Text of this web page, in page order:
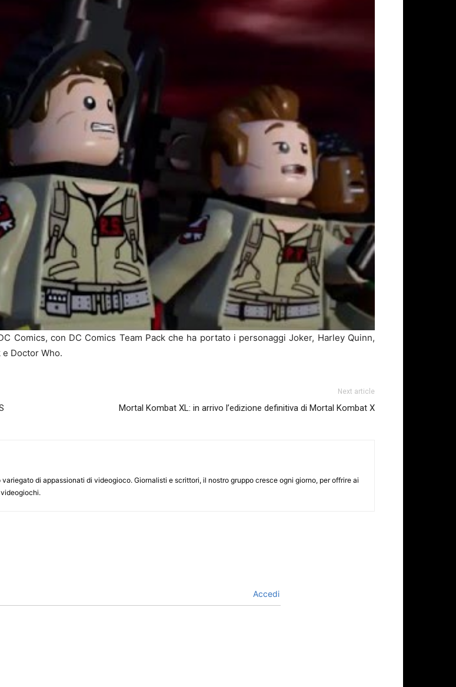
Comics, con DC Comics Team Pack che ha portato i personaggi Joker, Harley Quinn,
Doctor Who.
Next article
Mortal Kombat XL: in arrivo l’edizione definitiva di Mortal Kombat X
di appassionati di videogioco. Giornalisti e scrittori, il nostro gruppo cresce ogni giorno, per offrire ai
Accedi